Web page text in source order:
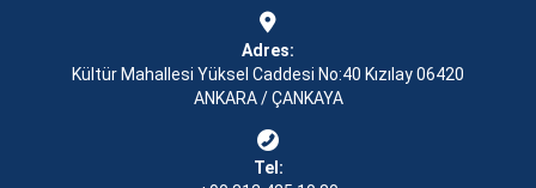
Adres:
Kültür Mahallesi Yüksel Caddesi No:40 Kızılay 06420
ANKARA / ÇANKAYA
Tel: